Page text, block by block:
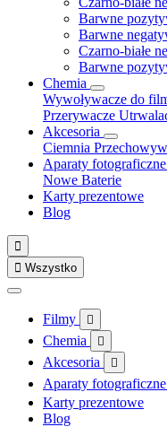
Barwne
Barwne
Czarno-białe
Barwne
Chemia
Wywoływacze do
Przerywacze
Akcesoria
Ciemnia
Aparaty fotograficzne
Nowe Baterie
Karty prezentowe
Blog

 Wszystko
Filmy 
Chemia 
Akcesoria 
Aparaty fotograficzne
Karty prezentowe
Blog